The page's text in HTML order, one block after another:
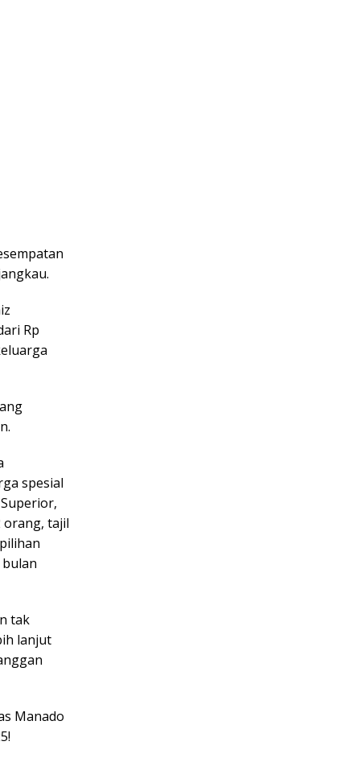
Rp
spesial
orang, tajil
tak
lanjut
Manado